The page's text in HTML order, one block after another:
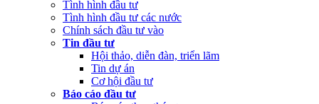
Tình hình đầu tư
Tình hình đầu tư các nước
Chính sách đầu tư vào
Tin đầu tư
Hội thảo, diễn đàn, triển lãm
Tin dự án
Cơ hội đầu tư
Báo cáo đầu tư